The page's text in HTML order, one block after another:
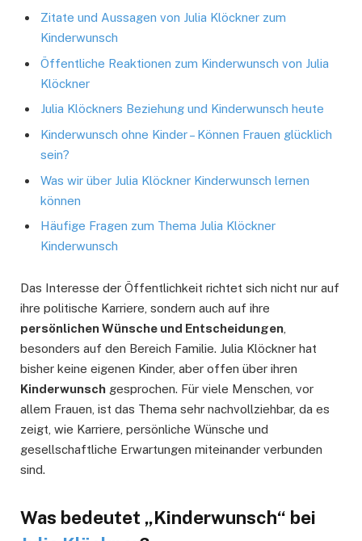
Zitate und Aussagen von Julia Klöckner zum
Kinderwunsch
Öffentliche Reaktionen zum Kinderwunsch von Julia
Klöckner
Julia Klöckners Beziehung und Kinderwunsch heute
Kinderwunsch ohne Kinder – Können Frauen glücklich
sein?
Was wir über Julia Klöckner Kinderwunsch lernen
können
Häufige Fragen zum Thema Julia Klöckner
Kinderwunsch
Das Interesse der Öffentlichkeit richtet sich nicht nur auf
ihre politische Karriere, sondern auch auf ihre
persönlichen Wünsche und Entscheidungen
besonders auf den Bereich Familie. Julia Klöckner hat
bisher keine eigenen Kinder, aber offen über ihren
Kinderwunsch gesprochen. Für viele Menschen, vor
allem Frauen, ist das Thema sehr nachvollziehbar, da es
zeigt, wie Karriere, persönliche Wünsche und
gesellschaftliche Erwartungen miteinander verbunden
sind.
Was bedeutet „Kinderwunsch“ bei